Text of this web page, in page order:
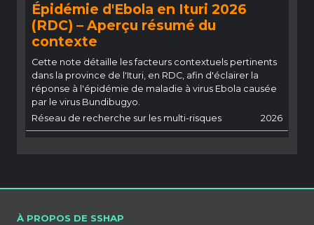
Épidémie d'Ebola en Ituri 2026
(RDC) – Aperçu résumé du
contexte
Cette note détaille les facteurs contextuels pertinents
dans la province de l'Ituri, en RDC, afin d'éclairer la
réponse à l'épidémie de maladie à virus Ebola causée
par le virus Bundibugyo.
Réseau de recherche sur les multi-risques
2026
À PROPOS DE SSHAP